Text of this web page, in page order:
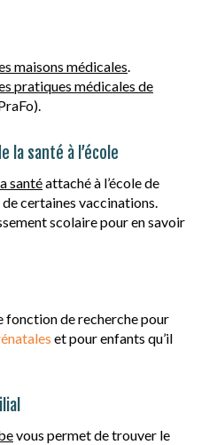
maisons médicales.
pratiques médicales de
la santé à l’école
santéattaché à l’école de
certaines vaccinations.
scolaire pour en savoir
fonction de recherche pour
et pour enfants qu’il
vous permet de trouver le